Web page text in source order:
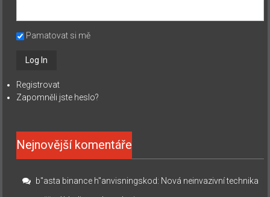
Pamatovat si mě
Registrovat
Zapomněli jste heslo?
Nejnovější komentáře
b"asta binance h"anvisningskod: Nová neinvazivní technika